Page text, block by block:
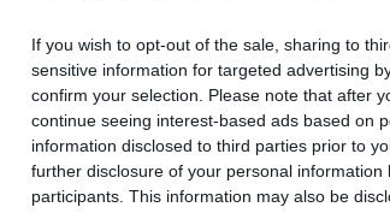
If you wish to opt-out of the sale, sharing to
sensitive information for targeted advertising
confirm your selection. Please note that after
continue seeing interest-based ads based on
information disclosed to third parties prior to
further disclosure of your personal information
participants. This information may also be
míg Windows Phone 7-nél ehhez előbb
majd a Zune nevű programot